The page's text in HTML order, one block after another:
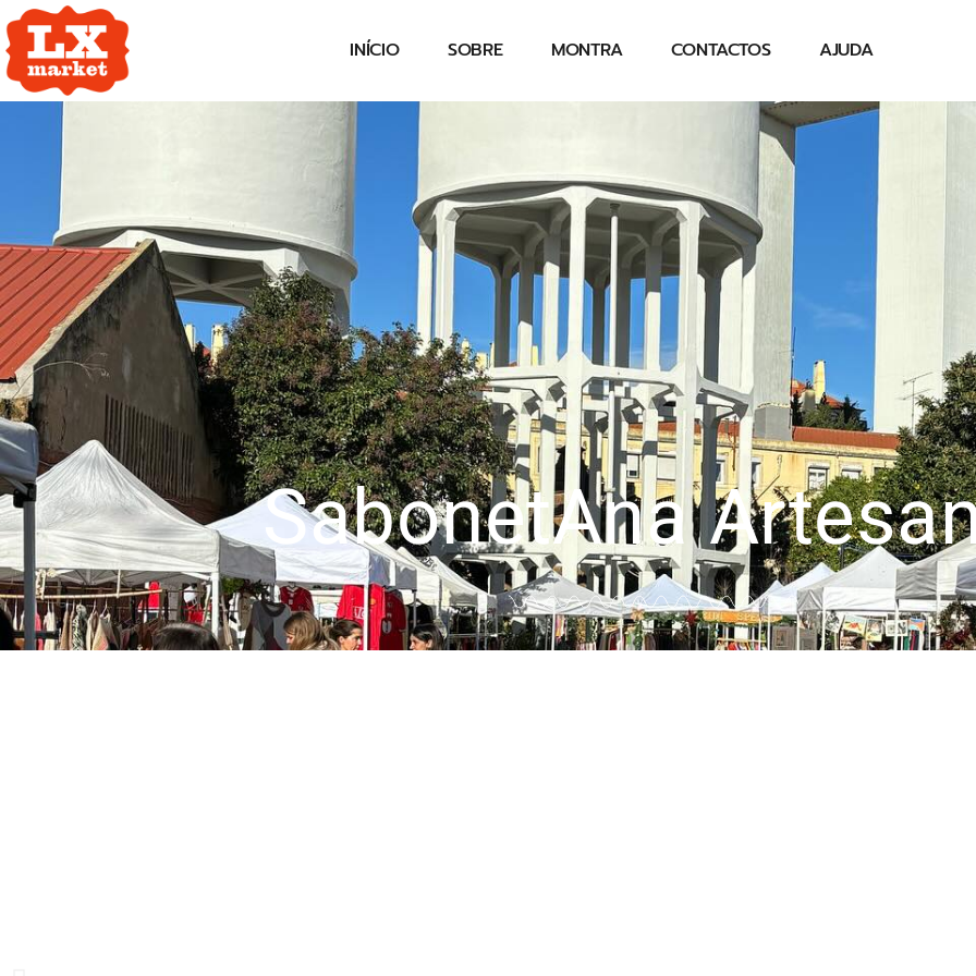
INÍCIO SOBRE MONTRA CONTACTOS AJUDA
SabonetAna